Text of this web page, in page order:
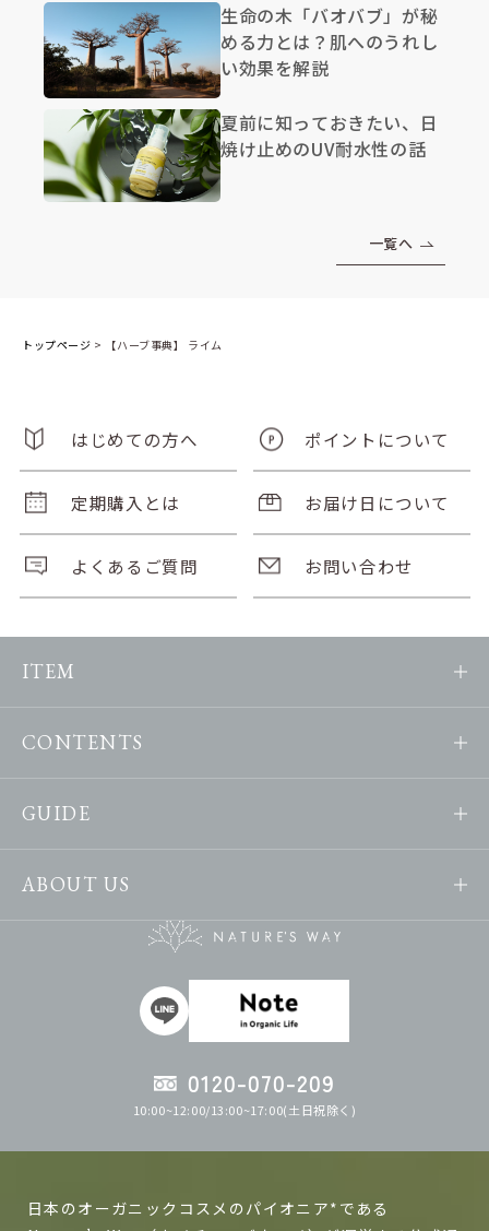
生命の木「バオバブ」が秘
める力とは？肌へのうれし
い効果を解説
夏前に知っておきたい、日
焼け止めのUV耐水性の話
一覧へ
トップページ > 【ハーブ事典】 ライム
はじめての方へ ポイントについて
定期購入とは お届け日について
よくあるご質問 お問い合わせ
ITEM
CONTENTS
GUIDE
ABOUT US
0120-070-209
10:00~12:00/13:00~17:00(土日祝除く)
日本のオーガニックコスメのパイオニア*である